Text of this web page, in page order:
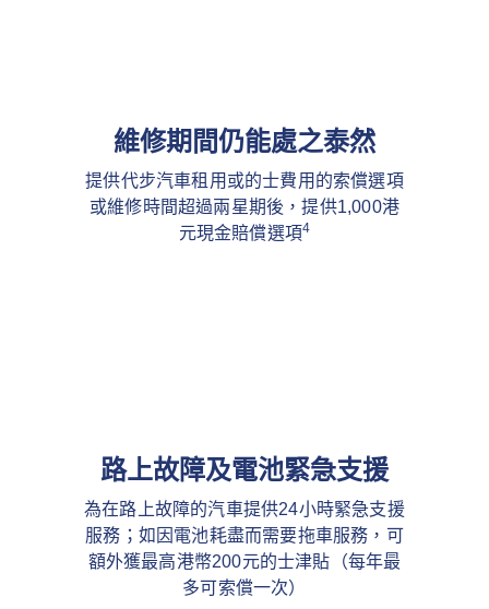
維修期間仍能處之泰然
提供代步汽車租用或的士費用的索償選項
或維修時間超過兩星期後，提供1,000港
元現金賠償選項4
路上故障及電池緊急支援
為在路上故障的汽車提供24小時緊急支援
服務；如因電池耗盡而需要拖車服務，可
額外獲最高港幣200元的士津貼（每年最
多可索償一次）